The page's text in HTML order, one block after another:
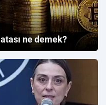
ne demek?